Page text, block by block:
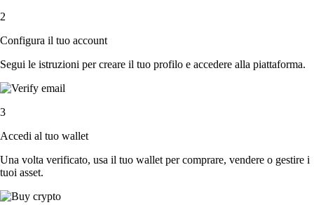
2
Configura il tuo account
Segui le istruzioni per creare il tuo profilo e accedere alla piattaforma.
3
Accedi al tuo wallet
Una volta verificato, usa il tuo wallet per comprare, vendere o gestire i
tuoi asset.